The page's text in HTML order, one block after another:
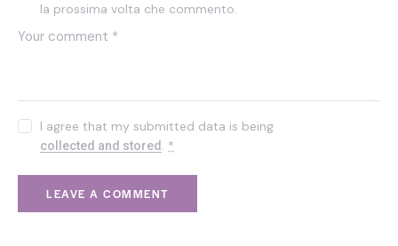
la prossima volta che commento.
I agree that my submitted data is being
collected and stored . *